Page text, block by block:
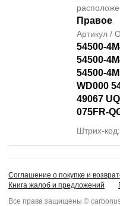
Правое
Артикул /
54500-
54500-
54500-
WD000
49067
075FR-
Штрих-
Соглашение о покупке и
Книга жалоб и предложений
Все права защищены ©